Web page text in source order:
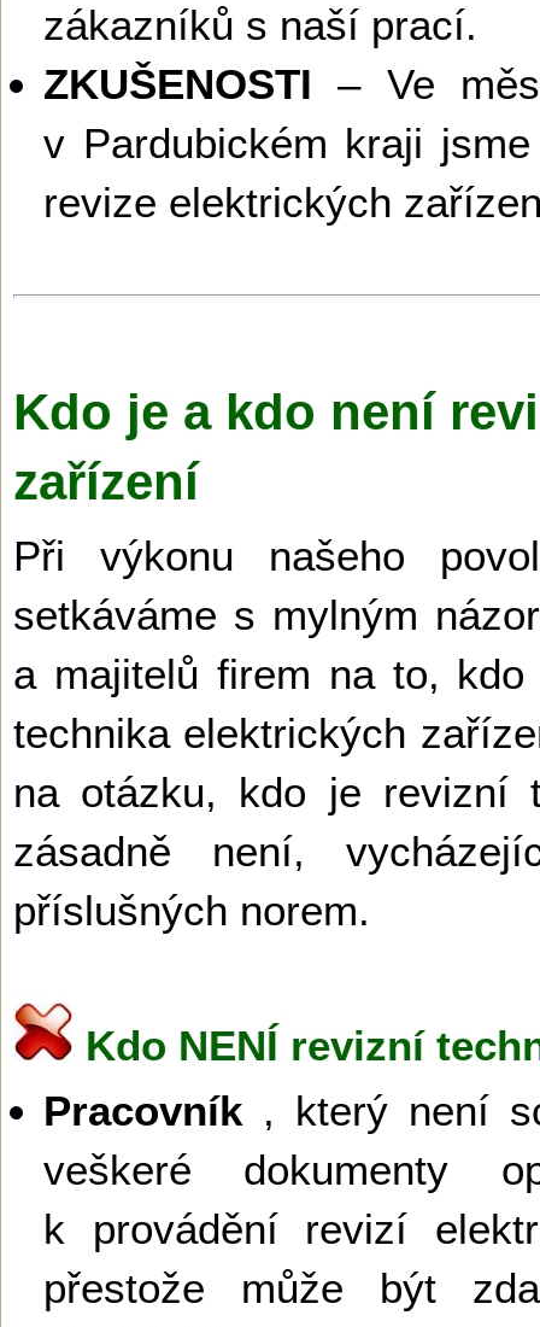
zákazníků s naší prací.
ZKUŠENOSTI – Ve
v Pardubickém kraji
revize elektrických
Kdo je a kdo není
zařízení
Při výkonu našeho
setkáváme s mylným
a majitelů firem na to,
technika elektrických
na otázku, kdo je revizní
zásadně není,
příslušných norem.
Kdo NENÍ revizní
Pracovník , který není
veškeré dokumenty
k provádění revizí
přestože může být